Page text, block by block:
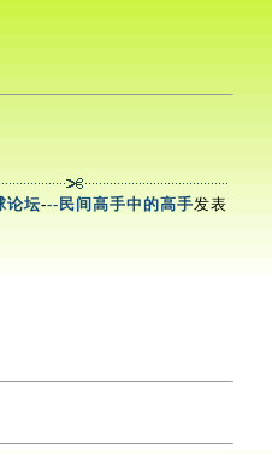
论坛---民间高手中的高手发表